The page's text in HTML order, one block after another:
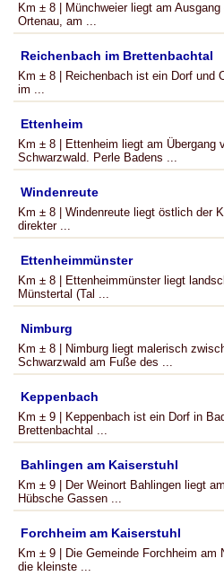
Km ± 8 | Münchweier liegt am
Ortenau, am ...
Reichenbach im Brettenbachtal
Km ± 8 | Reichenbach ist ein Dorf und
im ...
Ettenheim
Km ± 8 | Ettenheim liegt am Übergang
Schwarzwald. Perle Badens ...
Windenreute
Km ± 8 | Windenreute liegt östlich der
direkter ...
Ettenheimmünster
Km ± 8 | Ettenheimmünster liegt
Münstertal (Tal ...
Nimburg
Km ± 8 | Nimburg liegt malerisch
Schwarzwald am Fuße des ...
Keppenbach
Km ± 9 | Keppenbach ist ein Dorf in
Brettenbachtal ...
Bahlingen am Kaiserstuhl
Km ± 9 | Der Weinort Bahlingen liegt
Hübsche Gassen ...
Forchheim am Kaiserstuhl
Km ± 9 | Die Gemeinde Forchheim am
die kleinste ...